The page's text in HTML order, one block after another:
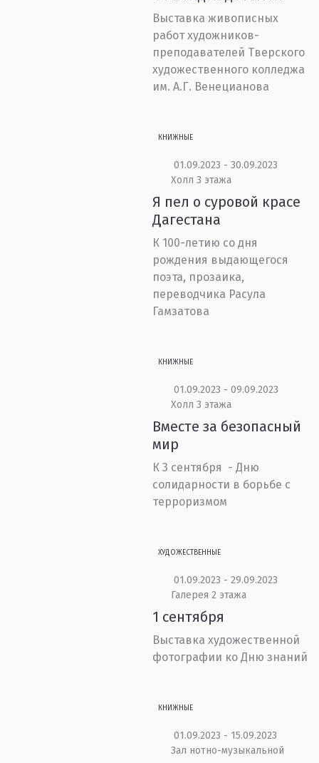
Выставка живописных
работ художников-
преподавателей Тверского
художественного колледжа
им. А.Г. Венецианова
КНИЖНЫЕ
01.09.2023 - 30.09.2023
Холл 3 этажа
Я пел о суровой красе
Дагестана
К 100-летию со дня
рождения выдающегося
поэта, прозаика,
переводчика Расула
Гамзатова
КНИЖНЫЕ
01.09.2023 - 09.09.2023
Холл 3 этажа
Вместе за безопасный
мир
К 3 сентября - Дню
солидарности в борьбе с
терроризмом
ХУДОЖЕСТВЕННЫЕ
01.09.2023 - 29.09.2023
Галерея 2 этажа
1 сентября
Выставка художественной
фотографии ко Дню знаний
КНИЖНЫЕ
01.09.2023 - 15.09.2023
Зал нотно-музыкальной